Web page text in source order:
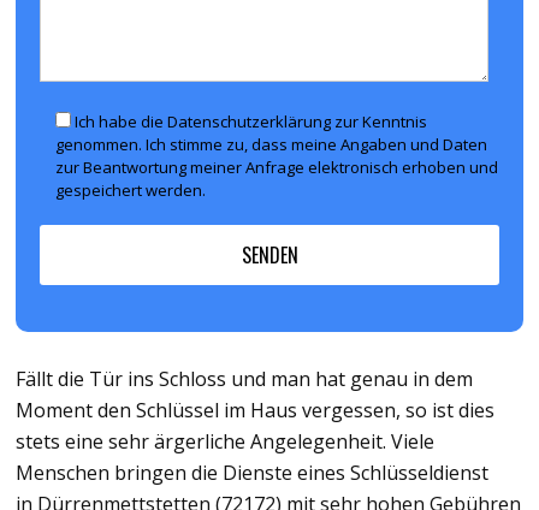
Ich habe die Datenschutzerklärung zur Kenntnis
genommen. Ich stimme zu, dass meine Angaben und Daten
zur Beantwortung meiner Anfrage elektronisch erhoben und
gespeichert werden.
Fällt die Tür ins Schloss und man hat genau in dem
Moment den Schlüssel im Haus vergessen, so ist dies
stets eine sehr ärgerliche Angelegenheit. Viele
Menschen bringen die Dienste eines Schlüsseldienst
in Dürrenmettstetten (72172) mit sehr hohen Gebühren